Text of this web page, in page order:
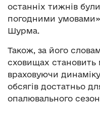
останніх тижнів
погодними
Шурма.
Також, за його
сховищах становить
враховуючи
обсягів достатньо
опалювального